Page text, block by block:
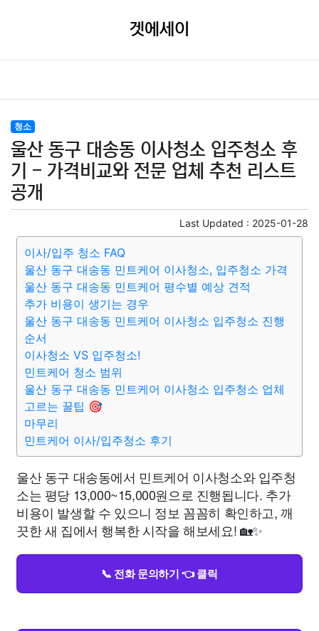
겟에세이
청소
울산 동구 대송동 이사청소 입주청소 후
기 - 가격비교와 전문 업체 추천 리스트
공개
Last Updated : 2025-01-28
이사/입주 청소 FAQ
울산 동구 대송동 민트케어 이사청소, 입주청소 가격
울산 동구 대송동 민트케어 평수별 예상 견적
추가 비용이 생기는 경우
울산 동구 대송동 민트케어 이사청소 입주청소 진행
순서
이사청소 VS 입주청소!
민트케어 청소 범위
울산 동구 대송동 민트케어 이사청소 입주청소 업체
고르는 꿀팁 🎯
마무리
민트케어 이사/입주청소 후기
울산 동구 대송동에서 민트케어 이사청소와 입주청
소는 평당 13,000~15,000원으로 진행됩니다. 추가
비용이 발생할 수 있으니 정보 꼼꼼히 확인하고, 깨
끗한 새 집에서 행복한 시작을 해보세요! 🏡✨
📞 전화 문의하기 👈 클릭